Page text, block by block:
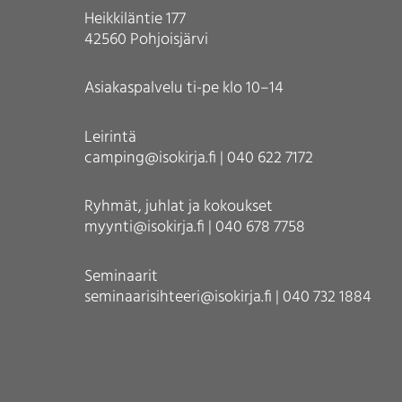
Heikkiläntie 177
42560 Pohjoisjärvi
Asiakaspalvelu ti-pe klo 10–14
Leirintä
camping@isokirja.fi | 040 622 7172
Ryhmät, juhlat ja kokoukset
myynti@isokirja.fi | 040 678 7758
Seminaarit
seminaarisihteeri@isokirja.fi | 040 732 1884